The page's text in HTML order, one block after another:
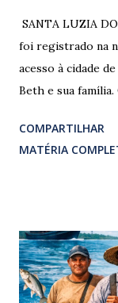
SANTA LUZIA
foi registrado na
acesso à cidade
Beth e sua
vereadora e irmão
Rodrigues e Zeca
família foi
mesma
diversas latas de
COMPARTILHAR
MATÉRIA